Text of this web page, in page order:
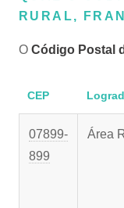
RURAL,
O Código Postal
CEP
07899-
899
Área